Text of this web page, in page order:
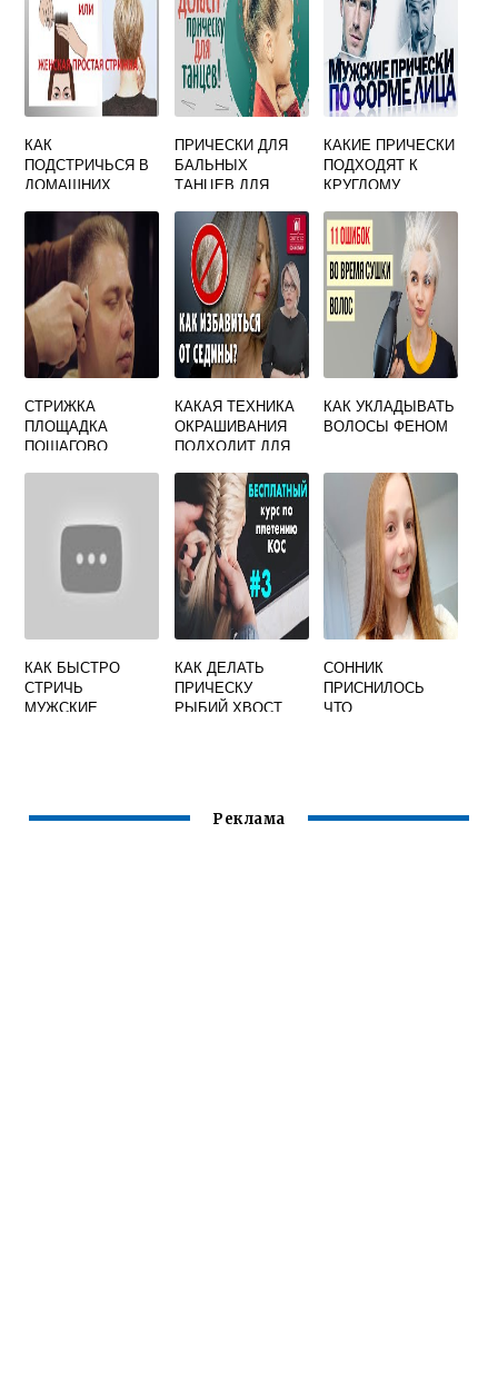
КАК
ПОДСТРИЧЬСЯ В
ДОМАШНИХ
ЖЕНЩИНЕ
ПРИЧЕСКИ ДЛЯ
БАЛЬНЫХ
ТАНЦЕВ ДЛЯ
СВОИМИ РУКАМИ
КАКИЕ ПРИЧЕСКИ
ПОДХОДЯТ К
КРУГЛОМУ
СТРИЖКА
ПЛОЩАДКА
ПОШАГОВО
КАКАЯ ТЕХНИКА
ОКРАШИВАНИЯ
ПОДХОДИТ ДЛЯ
КАК УКЛАДЫВАТЬ
ВОЛОСЫ ФЕНОМ
КАК БЫСТРО
СТРИЧЬ
МУЖСКИЕ
КАК ДЕЛАТЬ
ПРИЧЕСКУ
РЫБИЙ ХВОСТ
СОННИК
ПРИСНИЛОСЬ
ЧТО
Реклама